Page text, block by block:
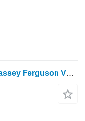
4299408M1 Hydraulikpumpe für Massey Ferguson Valtra S354 Massey 8480 Radtraktor